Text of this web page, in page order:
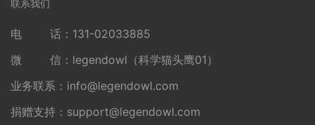
联系我们
电 话：131-02033885
微 信：legendowl（科学猫头鹰01）
业务联系： info@legendowl.com
捐赠支持： support@legendowl.com